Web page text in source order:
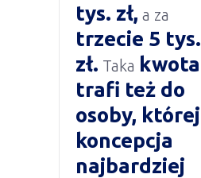
tys. zł, a za
trzecie 5 tys.
zł. Taka kwota
trafi też do
osoby, której
koncepcja
najbardziej